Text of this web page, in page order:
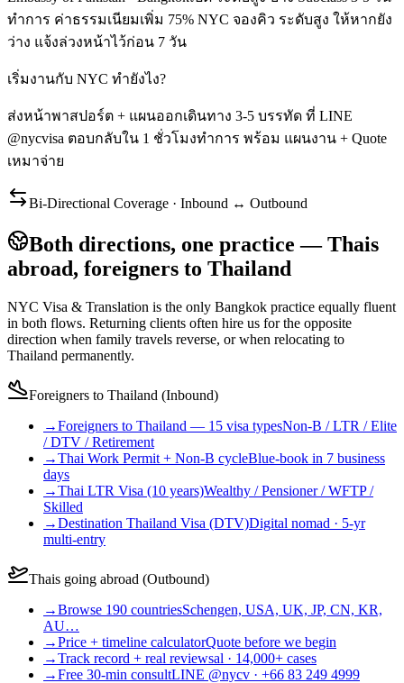
ทำการ ค่าธรรมเนียมเพิ่ม 75% NYC จองคิว ระดับสูง ให้หากยัง
ว่าง แจ้งล่วงหน้าไว้ก่อน 7 วัน
เริ่มงานกับ NYC ทำยังไง?
ส่งหน้าพาสปอร์ต + แผนออกเดินทาง 3-5 บรรทัด ที่ LINE
@nycvisa ตอบกลับใน 1 ชั่วโมงทำการ พร้อม แผนงาน + Quote
เหมาจ่าย
Bi-Directional Coverage · Inbound ↔ Outbound
Both directions, one practice — Thais
abroad, foreigners to Thailand
NYC Visa & Translation is the only Bangkok practice equally fluent
in both flows. Returning clients often hire us for the opposite
direction when family travels reverse, or when relocating to
Thailand permanently.
Foreigners to Thailand (Inbound)
→Foreigners to Thailand — 15 visa typesNon-B / LTR / Elite
/ DTV / Retirement
→Thai Work Permit + Non-B cycleBlue-book in 7 business
days
→Thai LTR Visa (10 years)Wealthy / Pensioner / WFTP /
Skilled
→Destination Thailand Visa (DTV)Digital nomad · 5-yr
multi-entry
Thais going abroad (Outbound)
→Browse 190 countriesSchengen, USA, UK, JP, CN, KR,
AU…
→Price + timeline calculatorQuote before we begin
→Track record + real reviewsal · 14,000+ cases
→Free 30-min consultLINE @nycv · +66 83 249 4999